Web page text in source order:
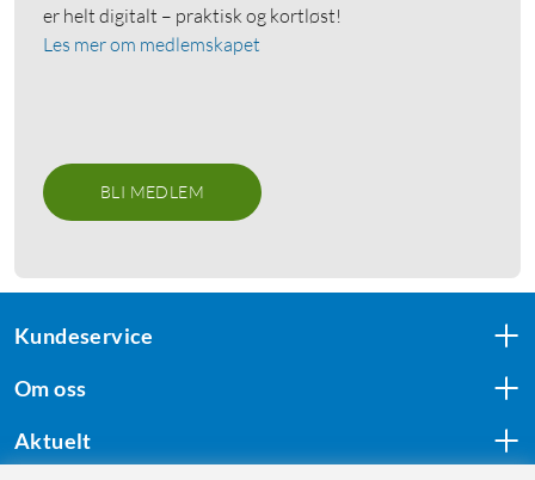
er helt digitalt – praktisk og kortløst!
Les mer om medlemskapet
BLI MEDLEM
Kundeservice
Om oss
Aktuelt